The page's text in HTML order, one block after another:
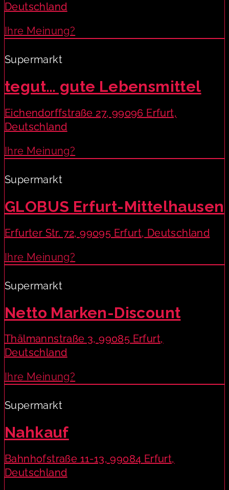
Deutschland
Ihre Meinung?
Supermarkt
tegut… gute Lebensmittel
Eichendorffstraße 27, 99096 Erfurt,
Deutschland
Ihre Meinung?
Supermarkt
GLOBUS Erfurt-Mittelhausen
Erfurter Str. 72, 99095 Erfurt, Deutschland
Ihre Meinung?
Supermarkt
Netto Marken-Discount
Thälmannstraße 3, 99085 Erfurt,
Deutschland
Ihre Meinung?
Supermarkt
Nahkauf
Bahnhofstraße 11-13, 99084 Erfurt,
Deutschland